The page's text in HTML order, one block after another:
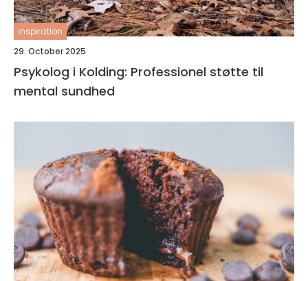
inspiration
29. October 2025
Psykolog i Kolding: Professionel støtte til
mental sundhed